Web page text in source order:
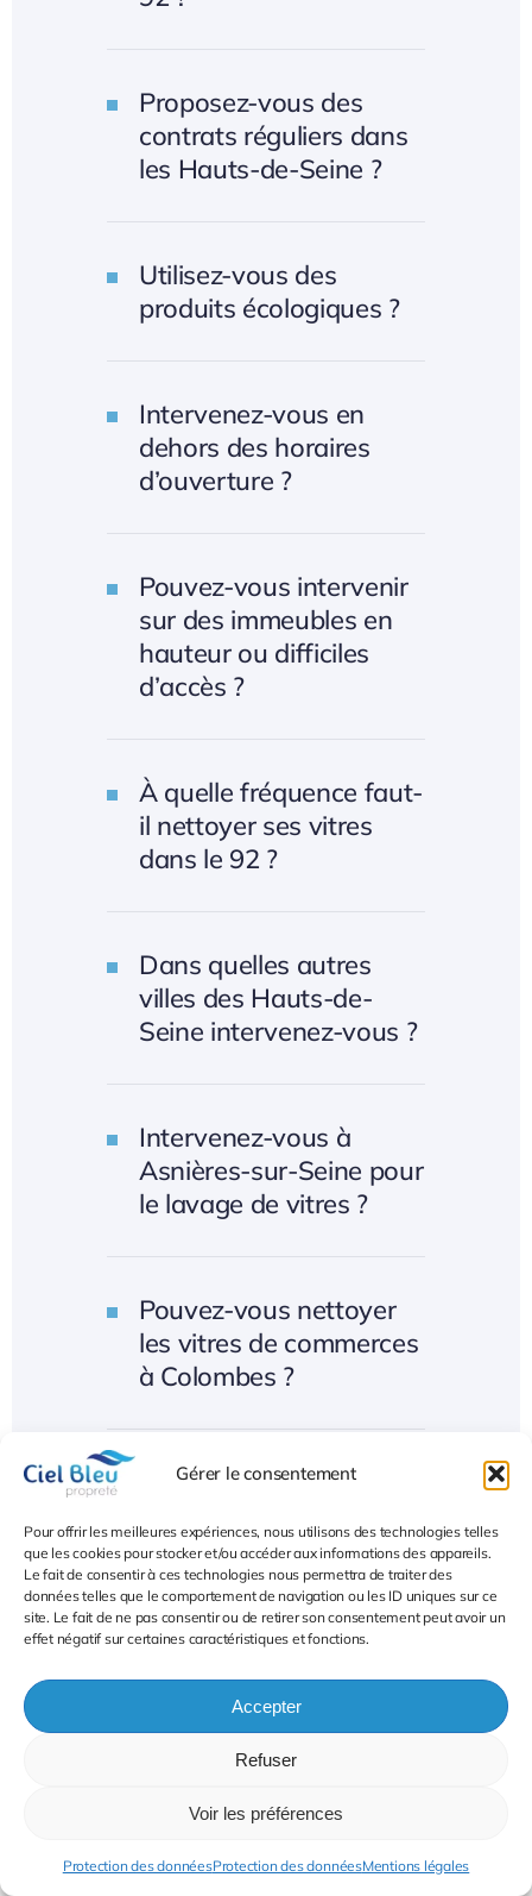
Gérer le consentement
Pour offrir les meilleures expériences, nous utilisons des technologies telles
que les cookies pour stocker et/ou accéder aux informations des appareils.
Le fait de consentir à ces technologies nous permettra de traiter des
données telles que le comportement de navigation ou les ID uniques sur ce
site. Le fait de ne pas consentir ou de retirer son consentement peut avoir un
effet négatif sur certaines caractéristiques et fonctions.
Accepter
Refuser
Voir les préférences
Protection des donnéesProtection des donnéesMentions légales
Proposez-vous des
contrats réguliers dans
les Hauts-de-Seine ?
Utilisez-vous des
produits écologiques ?
Intervenez-vous en
dehors des horaires
d’ouverture ?
Pouvez-vous intervenir
sur des immeubles en
hauteur ou difficiles
d’accès ?
À quelle fréquence faut-
il nettoyer ses vitres
dans le 92 ?
Dans quelles autres
villes des Hauts-de-
Seine intervenez-vous ?
Intervenez-vous à
Asnières-sur-Seine pour
le lavage de vitres ?
Pouvez-vous nettoyer
les vitres de commerces
à Colombes ?
Réalisez-vous des
de vitres à Courbevoie ?
Intervenez-vous pour le
nettoyage de vitrines à
Nanterre ?
Lavage des vitres 92
Hauts-de-Seine